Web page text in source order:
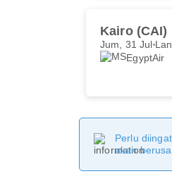
Kairo (CAI)
Jum, 31 Jul
EgyptAir
Perlu
akan